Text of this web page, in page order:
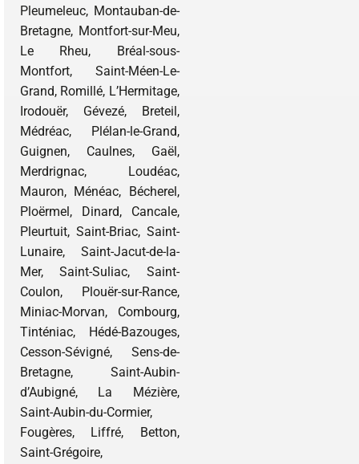
Pleumeleuc, Montauban-de-
Bretagne, Montfort-sur-Meu,
Le Rheu, Bréal-sous-
Montfort, Saint-Méen-Le-
Grand, Romillé, L’Hermitage,
Irodouër, Gévezé, Breteil,
Médréac, Plélan-le-Grand,
Guignen, Caulnes, Gaël,
Merdrignac, Loudéac,
Mauron, Ménéac, Bécherel,
Ploërmel, Dinard, Cancale,
Pleurtuit, Saint-Briac, Saint-
Lunaire, Saint-Jacut-de-la-
Mer, Saint-Suliac, Saint-
Coulon, Plouër-sur-Rance,
Miniac-Morvan, Combourg,
Tinténiac, Hédé-Bazouges,
Cesson-Sévigné, Sens-de-
Bretagne, Saint-Aubin-
d’Aubigné, La Mézière,
Saint-Aubin-du-Cormier,
Fougères, Liffré, Betton,
Saint-Grégoire,